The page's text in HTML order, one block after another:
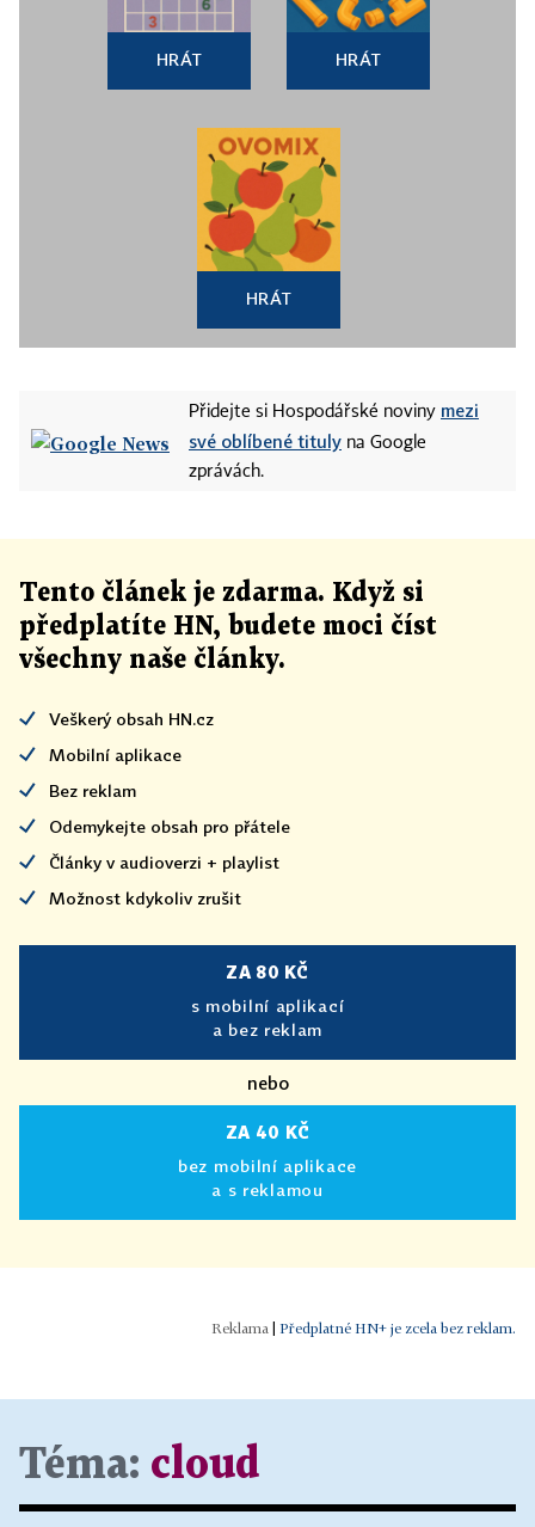
HRÁT HRÁT
HRÁT
Přidejte si Hospodářské noviny mezi
své oblíbené tituly na Google
zprávách.
Tento článek je zdarma. Když si
předplatíte HN, budete moci číst
všechny naše články.
Veškerý obsah HN.cz
Mobilní aplikace
Bez reklam
Odemykejte obsah pro přátele
Články v audioverzi + playlist
Možnost kdykoliv zrušit
ZA 80 KČ
s mobilní aplikací
a bez reklam
nebo
ZA 40 KČ
bez mobilní aplikace
a s reklamou
Předplatné HN+ je zcela bez reklam.
Téma: cloud